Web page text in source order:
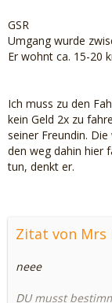
GSR
Umgang wurde
Er wohnt ca. 15-20
Ich muss zu den
kein Geld 2x zu
seiner Freundin.
den weg dahin hier
tun, denkt er.
Zitat von Mrs
neee
DU musst